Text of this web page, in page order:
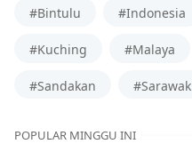
#Bintulu #Indonesia
#Kuching #Malaya
#Sandakan #Sarawak
POPULAR MINGGU INI